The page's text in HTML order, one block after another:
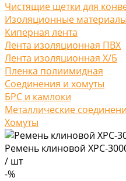
Чистящие щетки для
Изоляционные материалы
Киперная лента
Лента изоляционная ПВХ
Лента изоляционная Х/Б
Пленка полиимидная
Соединения и хомуты
БРС и камлоки
Металлические
Хомуты
Ремень клиновой XPС-
/ шт
-%